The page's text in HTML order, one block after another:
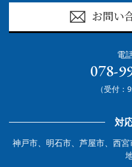
お問い
電
078-
（受付：
対
神戸市、明石市、芦屋市、西